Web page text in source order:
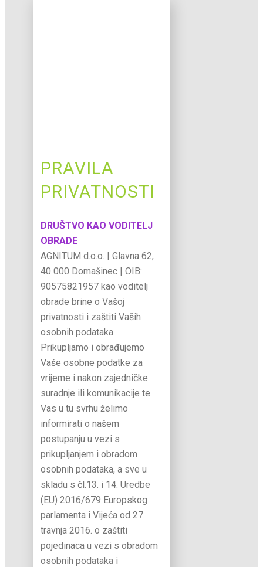
PRAVILA
PRIVATNOSTI
DRUŠTVO KAO VODITELJ
OBRADE
AGNITUM d.o.o. | Glavna 62,
40 000 Domašinec | OIB:
90575821957 kao voditelj
obrade brine o Vašoj
privatnosti i zaštiti Vaših
osobnih podataka.
Prikupljamo i obrađujemo
Vaše osobne podatke za
vrijeme i nakon zajedničke
suradnje ili komunikacije te
Vas u tu svrhu želimo
informirati o našem
postupanju u vezi s
prikupljanjem i obradom
osobnih podataka, a sve u
skladu s čl.13. i 14. Uredbe
(EU) 2016/679 Europskog
parlamenta i Vijeća od 27.
travnja 2016. o zaštiti
pojedinaca u vezi s obradom
osobnih podataka i